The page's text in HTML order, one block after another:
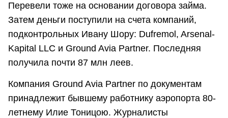
Перевели тоже на основании договора займа.
Затем деньги поступили на счета компаний,
подконтрольных Ивану Шору: Dufremol, Arsenal-
Kapital LLC и Ground Avia Partner. Последняя
получила почти 87 млн леев.
Компания Ground Avia Partner по документам
принадлежит бывшему работнику аэропорта 80-
летнему Илие Тоницою. Журналисты